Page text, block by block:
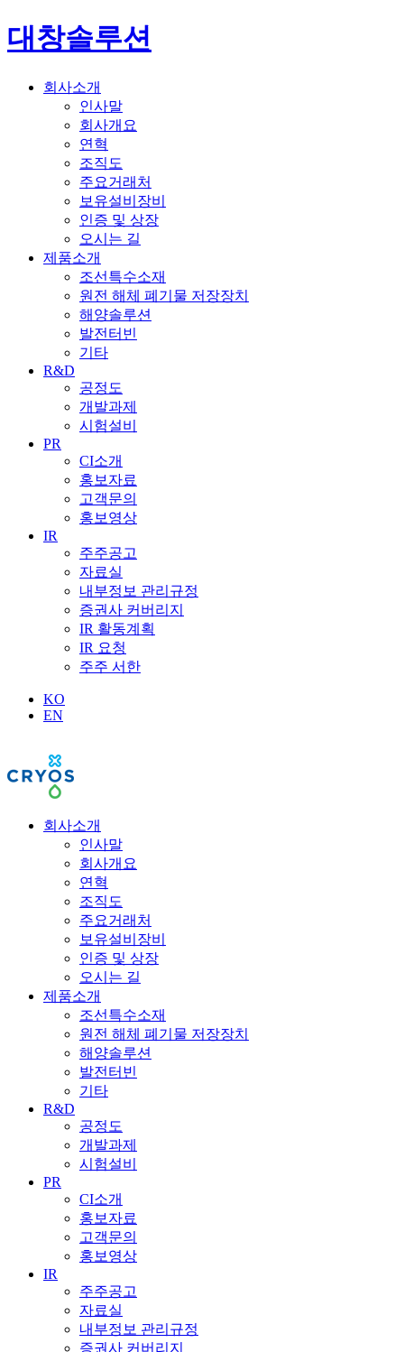
대창솔루션
회사소개
인사말
회사개요
연혁
조직도
주요거래처
보유설비장비
인증 및 상장
오시는 길
제품소개
조선특수소재
원전 해체 폐기물 저장장치
해양솔루션
발전터빈
기타
R&D
공정도
개발과제
시험설비
PR
CI소개
홍보자료
고객문의
홍보영상
IR
주주공고
자료실
내부정보 관리규정
증권사 커버리지
IR 활동계획
IR 요청
주주 서한
KO
EN
회사소개
인사말
회사개요
연혁
조직도
주요거래처
보유설비장비
인증 및 상장
오시는 길
제품소개
조선특수소재
원전 해체 폐기물 저장장치
해양솔루션
발전터빈
기타
R&D
공정도
개발과제
시험설비
PR
CI소개
홍보자료
고객문의
홍보영상
IR
주주공고
자료실
내부정보 관리규정
증권사 커버리지